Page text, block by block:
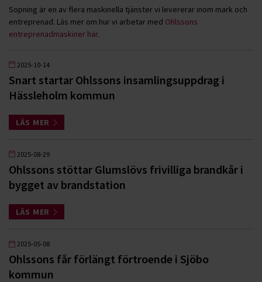
Sopning är en av flera maskinella tjänster vi levererar inom mark och
entreprenad. Läs mer om hur vi arbetar med Ohlssons
entreprenadmaskiner här.
2025-10-14
Snart startar Ohlssons insamlingsuppdrag i
Hässleholm kommun
LÄS MER
2025-08-29
Ohlssons stöttar Glumslövs frivilliga brandkår i
bygget av brandstation
LÄS MER
2025-05-08
Ohlssons får förlängt förtroende i Sjöbo
kommun